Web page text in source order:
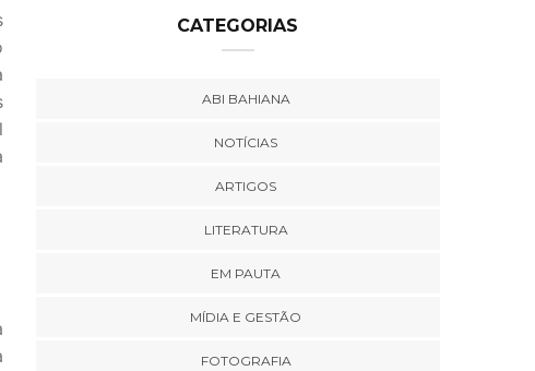
CATEGORIAS
ABI BAHIANA
NOTÍCIAS
ARTIGOS
LITERATURA
EM PAUTA
MÍDIA E GESTÃO
FOTOGRAFIA